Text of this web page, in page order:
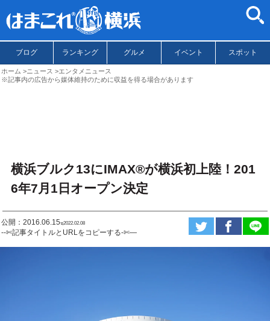
ブログ ランキング グルメ イベント スポット
ホーム ニュース
エンタメニュース
※記事内の広告から媒体維持のために収益を得る場合があります
横浜ブルク13にIMAX®が横浜初上陸！201
6年7月1日オープン決定
公開：2016.06.15ಇ2022.02.08
--✄記事タイトルとURLをコピーする-✄—